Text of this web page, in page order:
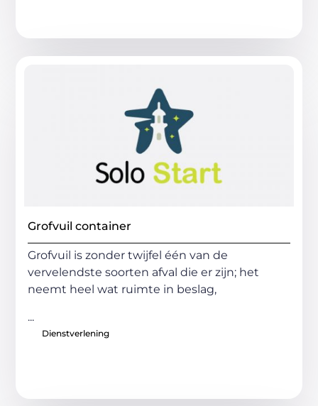
Grofvuil container
Grofvuil is zonder twijfel één van de
vervelendste soorten afval die er zijn; het
neemt heel wat ruimte in beslag,
...
Dienstverlening